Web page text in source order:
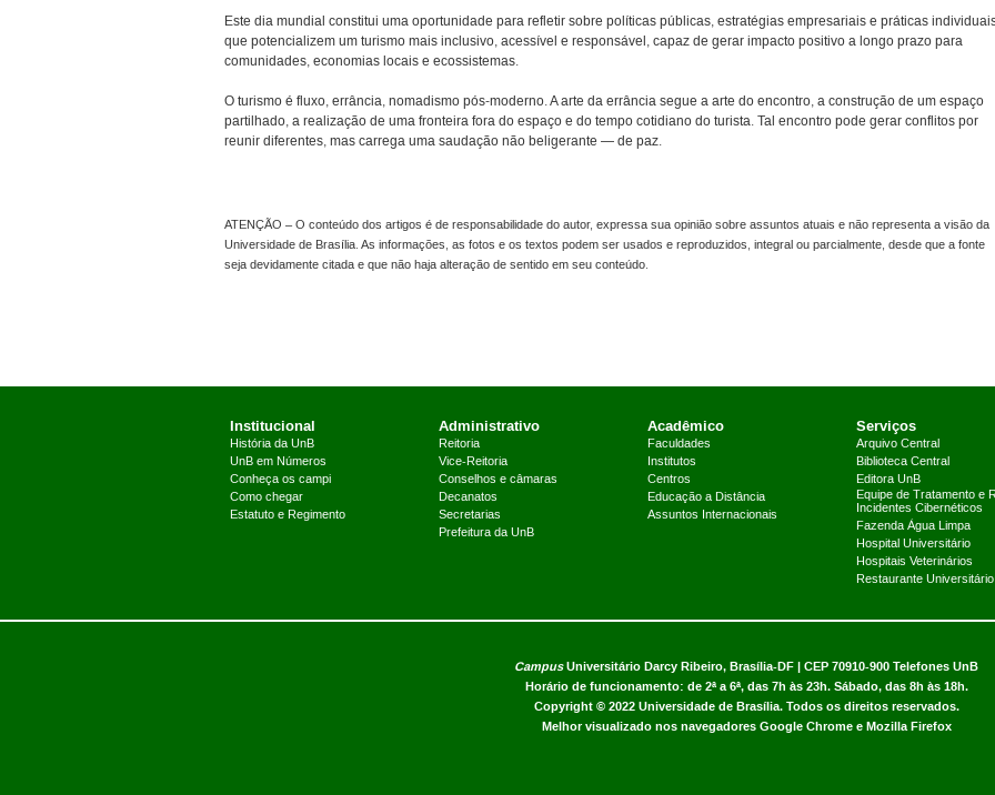
Este dia mundial constitui uma oportunidade para refletir sobre políticas públicas, estratégias empresariais e práticas
que potencializem um turismo mais inclusivo, acessível e responsável, capaz de gerar impacto positivo a longo prazo para
comunidades, economias locais e ecossistemas.
O turismo é fluxo, errância, nomadismo pós-moderno. A arte da errância segue a arte do encontro, a construção de um espaço
partilhado, a realização de uma fronteira fora do espaço e do tempo cotidiano do turista. Tal encontro pode gerar conflitos por
reunir diferentes, mas carrega uma saudação não beligerante — de paz.
ATENÇÃO – O conteúdo dos artigos é de responsabilidade do autor, expressa sua opinião sobre assuntos atuais e não representa a visão da
Universidade de Brasília. As informações, as fotos e os textos podem ser usados e reproduzidos, integral ou parcialmente, desde que a fonte
seja devidamente citada e que não haja alteração de sentido em seu conteúdo.
Institucional
História da UnB
UnB em Números
Conheça os campi
Como chegar
Estatuto e Regimento
Administrativo
Reitoria
Vice-Reitoria
Conselhos e câmaras
Decanatos
Secretarias
Prefeitura da UnB
Acadêmico
Faculdades
Institutos
Centros
Educação a Distância
Assuntos Internacionais
Serviços
Arquivo Central
Biblioteca Central
Editora UnB
Equipe de Tratamento e
Incidentes Cibernéticos
Fazenda Água Limpa
Hospital Universitário
Hospitais Veterinários
Restaurante Universitário
CampusUniversitário Darcy Ribeiro, Brasília-DF | CEP 70910-900 Telefones UnB
Horário de funcionamento: de 2ª a 6ª, das 7h às 23h. Sábado, das 8h às 18h.
Copyright © 2022 Universidade de Brasília. Todos os direitos reservados.
Melhor visualizado nos navegadores Google Chrome e Mozilla Firefox